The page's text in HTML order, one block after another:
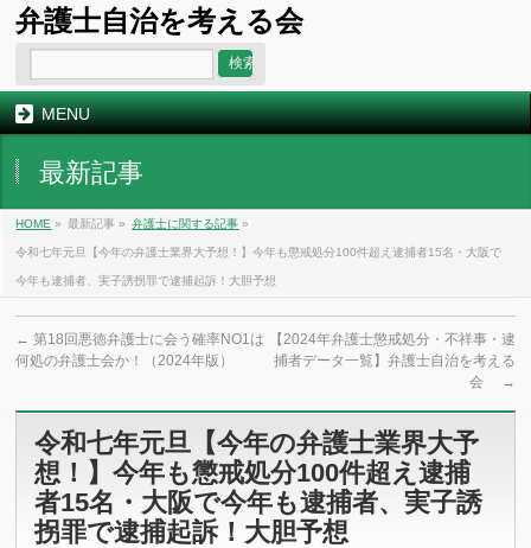
弁護士自治を考える会
MENU
最新記事
HOME » 最新記事 » 弁護士に関する記事 »
令和七年元旦【今年の弁護士業界大予想！】今年も懲戒処分100件超え逮捕者15名・大阪で
今年も逮捕者、実子誘拐罪で逮捕起訴！大胆予想
← 第18回悪徳弁護士に会う確率NO1は
何処の弁護士会か！（2024年版）
【2024年弁護士懲戒処分・不祥事・逮
捕者データ一覧】弁護士自治を考える
会
→
令和七年元旦【今年の弁護士業界大予
想！】今年も懲戒処分100件超え逮捕
者15名・大阪で今年も逮捕者、実子誘
拐罪で逮捕起訴！大胆予想